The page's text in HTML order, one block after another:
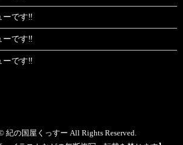
ーです‼️
ーです‼️
ーです‼️
紀の国屋くっすー All Rights Reserved.